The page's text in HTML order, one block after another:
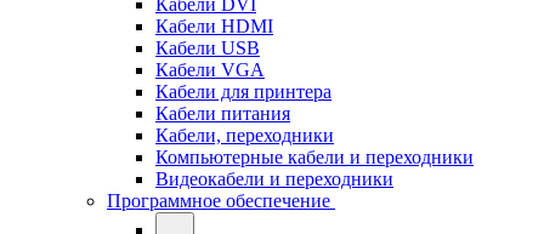
Кабели DVI
Кабели HDMI
Кабели USB
Кабели VGA
Кабели для принтера
Кабели питания
Кабели, переходники
Компьютерные кабели и переходники
Видеокабели и переходники
Программное обеспечение